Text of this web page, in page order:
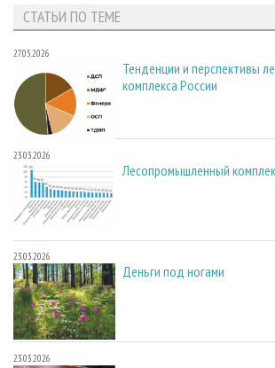
СТАТЬИ ПО ТЕМЕ
27.05.2026
Тенденции и перспективы
комплекса России
23.03.2026
Лесопромышленный
23.03.2026
Деньги под ногами
23.03.2026